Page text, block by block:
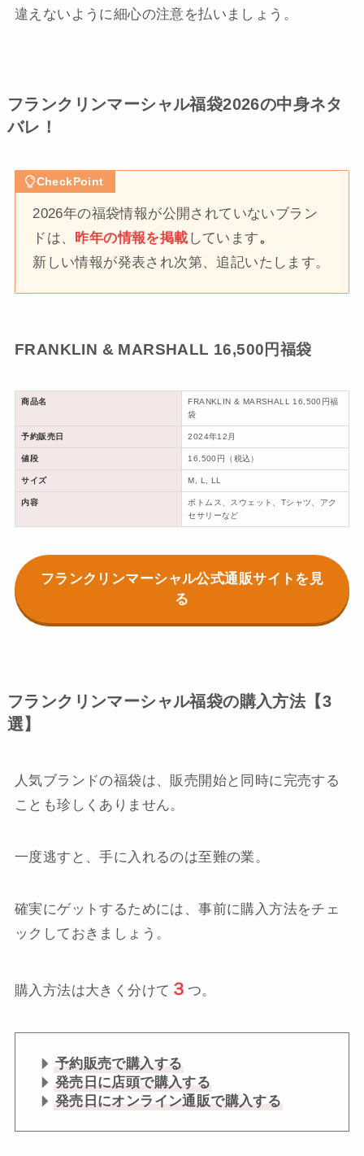
違えないように細心の注意を払いましょう。
フランクリンマーシャル福袋2026の中身ネタ
バレ！
CheckPoint
2026年の福袋情報が公開されていないブラン
ドは、 昨年の情報を掲載 しています。
新しい情報が発表され次第、追記いたします。
FRANKLIN & MARSHALL 16,500円福袋
商品名
FRANKLIN & MARSHALL 16,500円福
袋
予約販売日 2024年12月
値段 16,500円（税込）
サイズ M, L, LL
内容
ボトムス、スウェット、Tシャツ、アク
セサリーなど
フランクリンマーシャル公式通販サイトを見
る
フランクリンマーシャル福袋の購入方法【3
選】
人気ブランドの福袋は、販売開始と同時に完売する
ことも珍しくありません。
一度逃すと、手に入れるのは至難の業。
確実にゲットするためには、事前に購入方法をチェ
ックしておきましょう。
購入方法は大きく分けて ３ つ。
予約販売で購入する
発売日に店頭で購入する
発売日にオンライン通販で購入する